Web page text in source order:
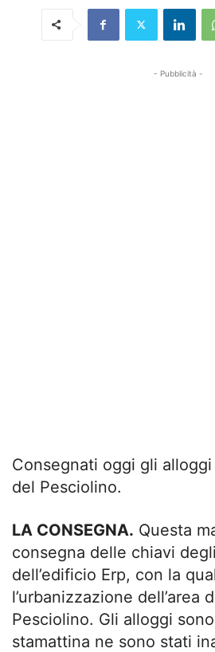
- Pubblicità -
Consegnati oggi gli
del Pesciolino.
LA CONSEGNA. Questa
consegna delle chiavi
dell’edificio Erp, con la
l’urbanizzazione dell’area
Pesciolino. Gli alloggi
stamattina ne sono stati